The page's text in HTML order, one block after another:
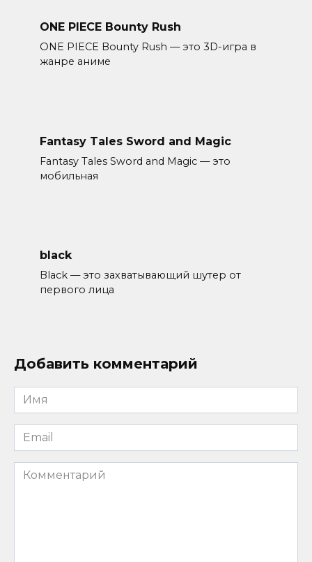
ONE PIECE Bounty Rush
ONE PIECE Bounty Rush — это 3D-игра в
жанре аниме
Fantasy Tales Sword and Magic
Fantasy Tales Sword and Magic — это
мобильная
black
Black — это захватывающий шутер от
первого лица
Добавить комментарий
Имя
*
Email
*
Комментарий